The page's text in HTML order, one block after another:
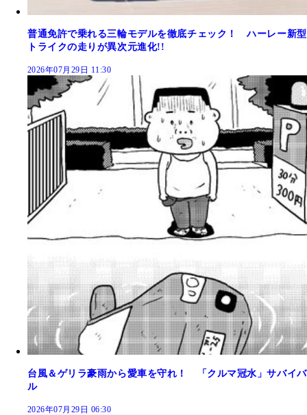
普通免許で乗れる三輪モデルを徹底チェック！ ハーレー新型
トライクの走りが異次元進化!!
2026年07月29日 11:30
台風＆ゲリラ豪雨から愛車を守れ！ 「クルマ冠水」サバイバ
ル
2026年07月29日 06:30